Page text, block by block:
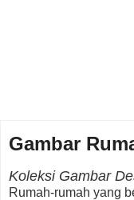
Gambar
Koleksi Gambar
Rumah-rumah yang